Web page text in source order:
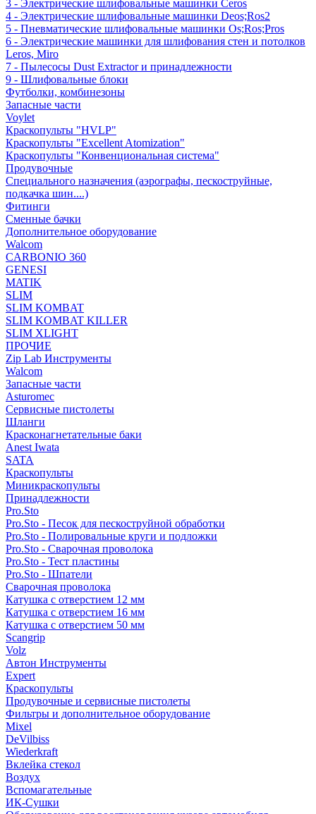
3 - Электрические шлифовальные машинки Ceros
4 - Электрические шлифовальные машинки Deos;Ros2
5 - Пневматические шлифовальные машинки Os;Ros;Pros
6 - Электрические машинки для шлифования стен и потолков
Leros, Miro
7 - Пылесосы Dust Extractor и принадлежности
9 - Шлифовальные блоки
Футболки, комбинезоны
Запасные части
Voylet
Краскопульты "HVLP"
Краскопульты "Excellent Atomization"
Краскопульты "Конвенциональная система"
Продувочные
Специального назначения (аэрографы, пескоструйные,
подкачка шин....)
Фитинги
Сменные бачки
Дополнительное оборудование
Walcom
CARBONIO 360
GENESI
MATIK
SLIM
SLIM KOMBAT
SLIM KOMBAT KILLER
SLIM XLIGHT
ПРОЧИЕ
Zip Lab Инструменты
Walсom
Запасные части
Asturomec
Сервисные пистолеты
Шланги
Красконагнетательные баки
Anest Iwata
SATA
Краскопульты
Миникраскопульты
Принадлежности
Pro.Sto
Pro.Sto - Песок для пескоструйной обработки
Pro.Sto - Полировальные круги и подложки
Pro.Sto - Сварочная проволока
Pro.Sto - Тест пластины
Pro.Sto - Шпатели
Сварочная проволока
Катушка с отверстием 12 мм
Катушка с отверстием 16 мм
Катушка с отверстием 50 мм
Scangrip
Volz
Автон Инструменты
Expert
Краскопульты
Продувочные и сервисные пистолеты
Фильтры и дополнительное оборудование
Mixel
DeVilbiss
Wiederkraft
Вклейка стекол
Воздух
Вспомагательные
ИК-Сушки